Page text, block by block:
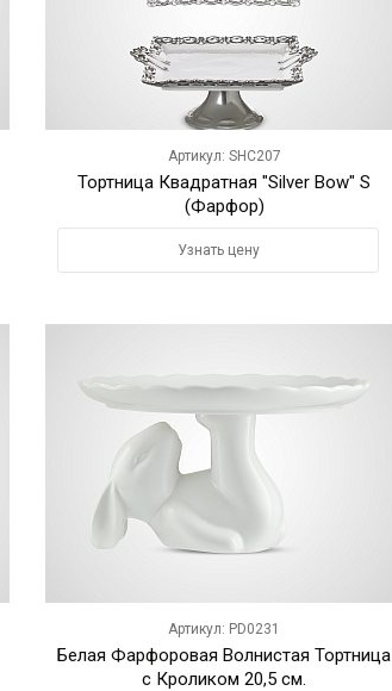
Артикул: SHC207
Тортница Квадратная "Silver Bow" S
(Фарфор)
Узнать цену
Артикул: PD0231
Белая Фарфоровая Волнистая Тортница
с Кроликом 20,5 см.